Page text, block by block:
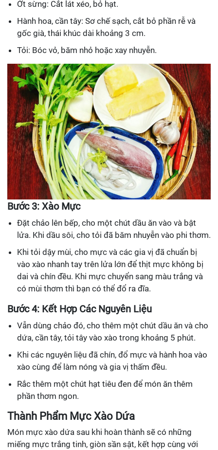
Ớt sừng: Cắt lát xéo, bỏ hạt.
Hành hoa, cần tây: Sơ chế sạch, cắt bỏ phần rễ và
gốc già, thái khúc dài khoảng 3 cm.
Tỏi: Bóc vỏ, băm nhỏ hoặc xay nhuyễn.
Bước 3: Xào Mực
Đặt chảo lên bếp, cho một chút dầu ăn vào và bật
lửa. Khi dầu sôi, cho tỏi đã băm nhuyễn vào phi thơm.
Khi tỏi dậy mùi, cho mực và các gia vị đã chuẩn bị
vào xào nhanh tay trên lửa lớn để thịt mực không bị
dai và chín đều. Khi mực chuyển sang màu trắng và
có mùi thơm thì bạn có thể đổ ra đĩa.
Bước 4: Kết Hợp Các Nguyên Liệu
Vẫn dùng chảo đó, cho thêm một chút dầu ăn và cho
dứa, cần tây, tỏi tây vào xào trong khoảng 5 phút.
Khi các nguyên liệu đã chín, đổ mực và hành hoa vào
xào cùng để làm nóng và gia vị thấm đều.
Rắc thêm một chút hạt tiêu đen để món ăn thêm
phần thơm ngon.
Thành Phẩm Mực Xào Dứa
Món mực xào dứa sau khi hoàn thành sẽ có những
miếng mực trắng tinh, giòn sần sật, kết hợp cùng với